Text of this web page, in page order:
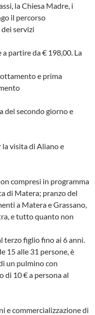
la Chiesa Madre, i
il percorso
servizi
partire da € 198,00. La
e prima
del secondo giorno e
la visita di Aliano e
compresi in programma
di Matera; pranzo del
a Matera e Grassano,
e tutto quanto non
terzo figlio fino ai 6 anni.
15 alle 31 persone, è
un pulmino con
di 10 € a persona al
e commercializzazione di